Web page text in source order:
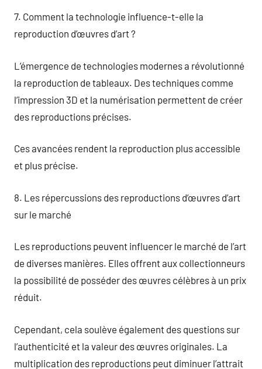
7. Comment la technologie influence-t-elle la
reproduction d’œuvres d’art ?
L’émergence de technologies modernes a révolutionné
la reproduction de tableaux. Des techniques comme
l’impression 3D et la numérisation permettent de créer
des reproductions précises.
Ces avancées rendent la reproduction plus accessible
et plus précise.
8. Les répercussions des reproductions d’œuvres d’art
sur le marché
Les reproductions peuvent influencer le marché de l’art
de diverses manières. Elles offrent aux collectionneurs
la possibilité de posséder des œuvres célèbres à un prix
réduit.
Cependant, cela soulève également des questions sur
l’authenticité et la valeur des œuvres originales. La
multiplication des reproductions peut diminuer l’attrait